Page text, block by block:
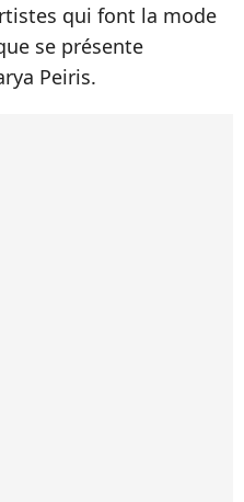
qui font la mode
se présente
Peiris.